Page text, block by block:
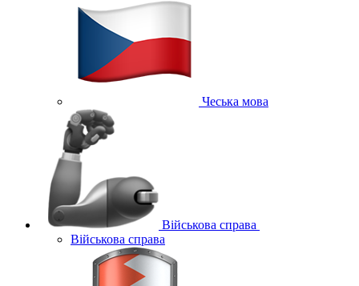
Чеська мова
Військова справа
Військова справа